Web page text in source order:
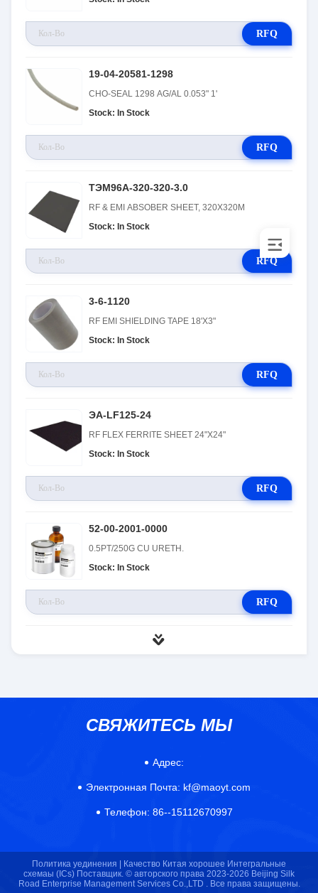
RFQ
19-04-20581-1298
CHO-SEAL 1298 AG/AL 0.053" 1'
Stock: In Stock
RFQ
ТЭМ96А-320-320-3.0
RF & EMI ABSOBER SHEET, 320X320M
Stock: In Stock
RFQ
3-6-1120
RF EMI SHIELDING TAPE 18'X3"
Stock: In Stock
RFQ
ЭА-LF125-24
RF FLEX FERRITE SHEET 24"X24"
Stock: In Stock
RFQ
52-00-2001-0000
0.5PT/250G CU URETH.
Stock: In Stock
RFQ
СВЯЖИТЕСЬ МЫ
Адрес:
Электронная Почта: kf@maoyt.com
Телефон: 86--15112670997
Политика уединения |
Качество Китая хорошее Интегральные
схемаы (ICs) Поставщик. © авторского права 2023-2026 Beijing Silk
Road Enterprise Management Services Co.,LTD . Все права защищены.